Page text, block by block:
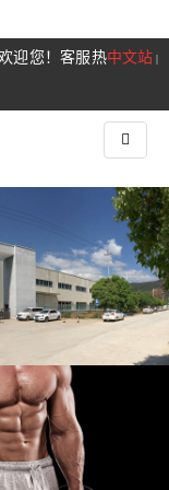
中文站 |
迎您！客服热